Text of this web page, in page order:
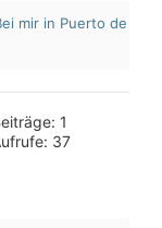
mir in Puerto de
1
37